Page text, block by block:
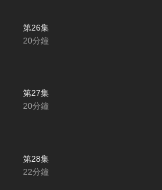
第26集
20分鐘
第27集
20分鐘
第28集
22分鐘